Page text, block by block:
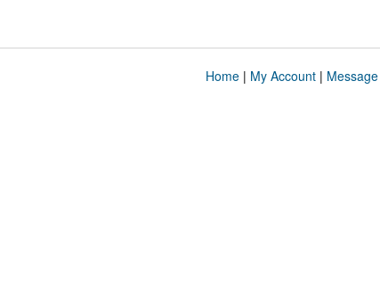
Home| My Account|